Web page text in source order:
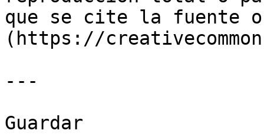
que se cite la fuente
(https://
---
Guardar